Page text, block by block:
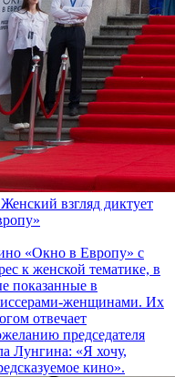
взгляд диктует
«Окно в Европу» с
к женской тематике, в
показанные в
женщинами. Их
отвечает
председателя
Лунгина: «Я хочу,
кино».